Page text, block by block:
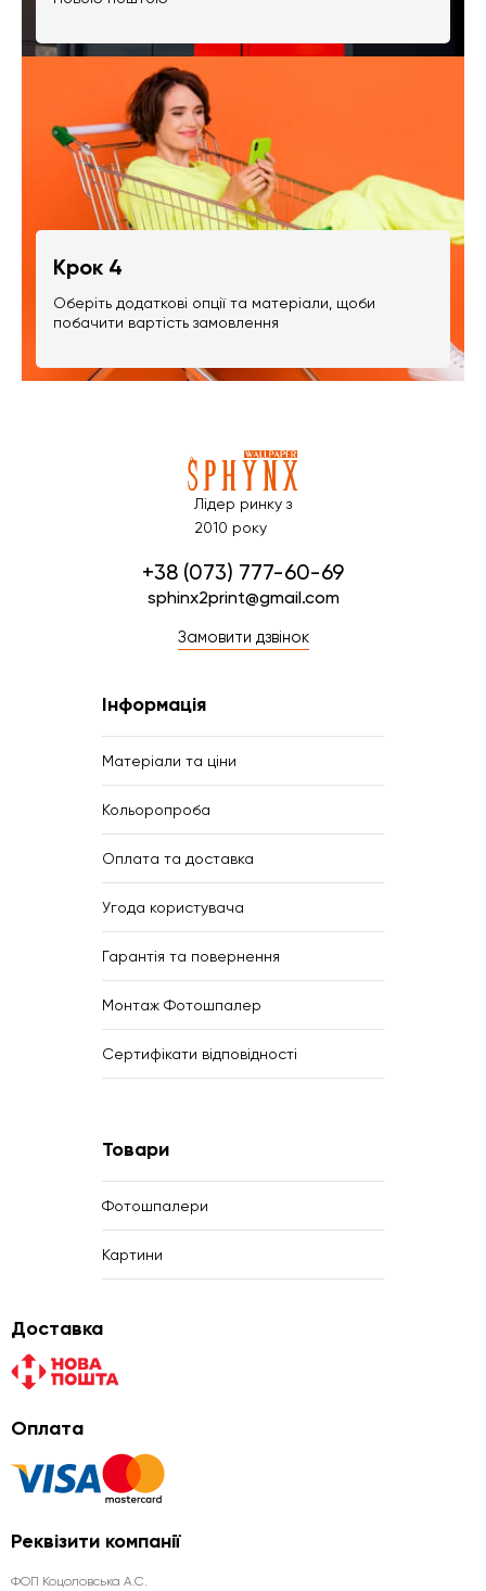
Крок 4
Оберіть додаткові опції та матеріали, щоби
побачити вартість замовлення
Лідер ринку з
2010 року
+38 (073) 777-60-69
sphinx2print@gmail.com
Замовити дзвінок
Інформація
Матеріали та ціни
Кольоропроба
Оплата та доставка
Угода користувача
Гарантія та повернення
Монтаж Фотошпалер
Сертифікати відповідності
Товари
Фотошпалери
Картини
Доставка
Оплата
Реквізити компанії
ФОП Коцоловська А.С.